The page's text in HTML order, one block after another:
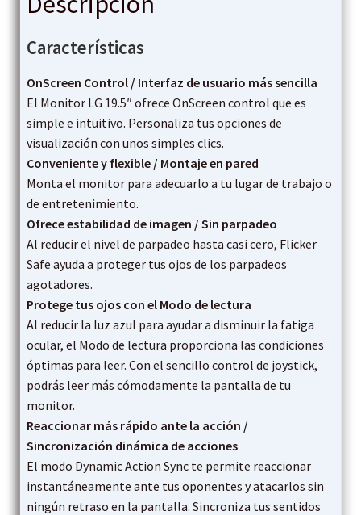
Características
OnScreen Control / Interfaz de usuario más sencilla
El Monitor LG 19.5″ ofrece OnScreen control que es
simple e intuitivo. Personaliza tus opciones de
visualización con unos simples clics.
Conveniente y flexible / Montaje en pared
Monta el monitor para adecuarlo a tu lugar de trabajo o
de entretenimiento.
Ofrece estabilidad de imagen / Sin parpadeo
Al reducir el nivel de parpadeo hasta casi cero, Flicker
Safe ayuda a proteger tus ojos de los parpadeos
agotadores.
Protege tus ojos con el Modo de lectura
Al reducir la luz azul para ayudar a disminuir la fatiga
ocular, el Modo de lectura proporciona las condiciones
óptimas para leer. Con el sencillo control de joystick,
podrás leer más cómodamente la pantalla de tu
monitor.
Reaccionar más rápido ante la acción /
Sincronización dinámica de acciones
El modo Dynamic Action Sync te permite reaccionar
instantáneamente ante tus oponentes y atacarlos sin
ningún retraso en la pantalla. Sincroniza tus sentidos